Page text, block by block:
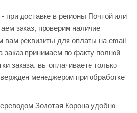
- при доставке в регионы Почтой или
заказ, проверим наличие
вам реквизиты для оплаты на email
заказ принимаем по факту полной
заказа, вы оплачиваете только
менеджером при обработке
Золотая Корона удобно